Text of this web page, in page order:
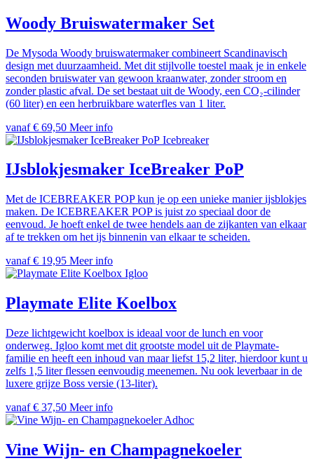
Woody Bruiswatermaker Set
De Mysoda Woody bruiswatermaker combineert Scandinavisch
design met duurzaamheid. Met dit stijlvolle toestel maak je in enkele
seconden bruiswater van gewoon kraanwater, zonder stroom en
zonder plastic afval. De set bestaat uit de Woody, een CO₂-cilinder
(60 liter) en een herbruikbare waterfles van 1 liter.
vanaf € 69,50 Meer info
Icebreaker
IJsblokjesmaker IceBreaker PoP
Met de ICEBREAKER POP kun je op een unieke manier ijsblokjes
maken. De ICEBREAKER POP is juist zo speciaal door de
eenvoud. Je hoeft enkel de twee hendels aan de zijkanten van elkaar
af te trekken om het ijs binnenin van elkaar te scheiden.
vanaf € 19,95 Meer info
Igloo
Playmate Elite Koelbox
Deze lichtgewicht koelbox is ideaal voor de lunch en voor
onderweg. Igloo komt met dit grootste model uit de Playmate-
familie en heeft een inhoud van maar liefst 15,2 liter, hierdoor kunt u
zelfs 1,5 liter flessen eenvoudig meenemen. Nu ook leverbaar in de
luxere grijze Boss versie (13-liter).
vanaf € 37,50 Meer info
Adhoc
Vine Wijn- en Champagnekoeler